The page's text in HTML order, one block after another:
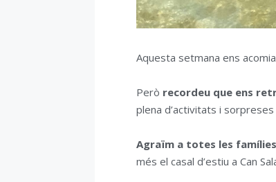
Aquesta setmana ens
Però recordeu que ens
plena d’activitats i
Agraïm a totes les
més el casal d’estiu a Can